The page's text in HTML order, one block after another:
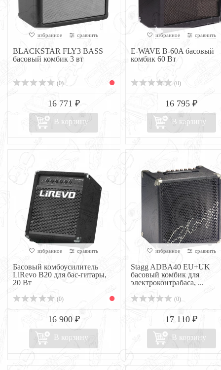
избранное сравнить
BLACKSTAR FLY3 BASS
басовый комбик 3 вт
(0)
16 771 ₽
В корзину
избранное сравнить
E-WAVE B-60A басовый
комбик 60 Вт
(0)
16 795 ₽
В корзину
избранное сравнить
Басовый комбоусилитель
LiRevo B20 для бас-гитары,
20 Вт
(0)
16 900 ₽
В корзину
избранное сравнить
Stagg ADBA40 EU+UK
басовый комбик для
электроконтрабаса, ...
(0)
17 110 ₽
В корзину